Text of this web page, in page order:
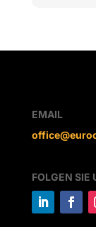
EMAIL
FOLGEN SIE